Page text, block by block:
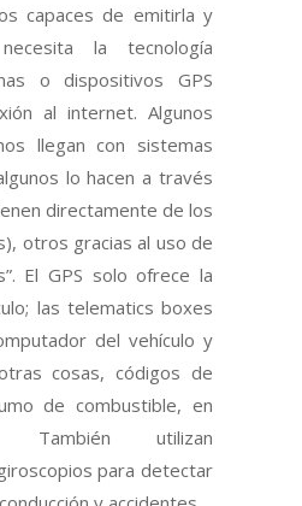
capaces de emitirla y
la tecnología
o dispositivos GPS
al internet. Algunos
llegan con sistemas
lo hacen a través
directamente de los
otros gracias al uso de
El GPS solo ofrece la
las telematics boxes
del vehículo y
cosas, códigos de
de combustible, en
utilizan
para detectar